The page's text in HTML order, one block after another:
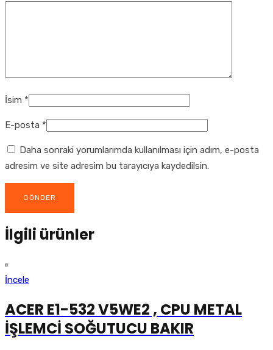
İsim *
E-posta *
Daha sonraki yorumlarımda kullanılması için adım, e-posta
adresim ve site adresim bu tarayıcıya kaydedilsin.
İlgili ürünler
İncele
ACER E1-532 V5WE2 , CPU METAL
İŞLEMCİ SOĞUTUCU BAKIR